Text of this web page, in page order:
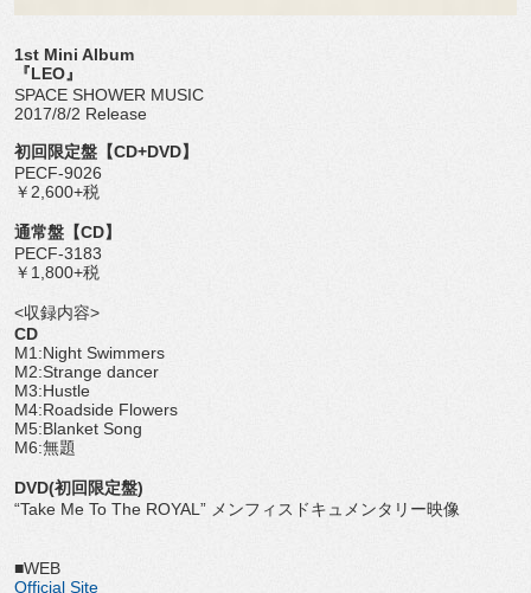
1st Mini Album
『LEO』
SPACE SHOWER MUSIC
2017/8/2 Release
初回限定盤【CD+DVD】
PECF-9026
￥2,600+税
通常盤【CD】
PECF-3183
￥1,800+税
<収録内容>
CD
M1:Night Swimmers
M2:Strange dancer
M3:Hustle
M4:Roadside Flowers
M5:Blanket Song
M6:無題
DVD(初回限定盤)
“Take Me To The ROYAL” メンフィスドキュメンタリー映像
■WEB
Official Site